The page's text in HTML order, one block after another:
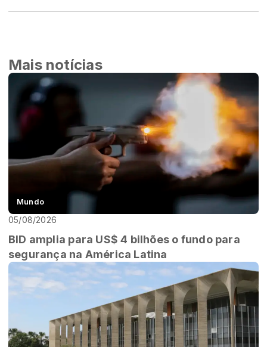
Mais notícias
Mundo
05/08/2026
BID amplia para US$ 4 bilhões o fundo para
segurança na América Latina